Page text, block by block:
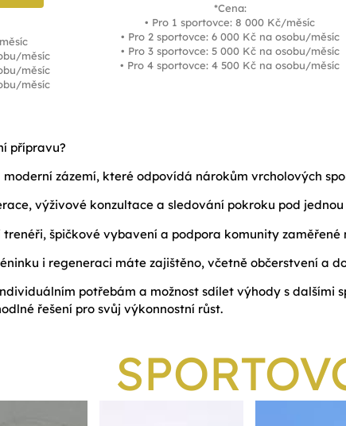
měsíc
měsíc
měsíc
*Cena:
• Pro 1 sportovce: 8 000 Kč/měsíc
• Pro 2 sportovce: 6 000 Kč na osobu/měsíc
• Pro 3 sportovce: 5 000 Kč na osobu/měsíc
• Pro 4 sportovce: 4 500 Kč na osobu/měsíc
přípravu?
zázemí, které odpovídá nárokům vrcholových
výživové konzultace a sledování pokroku pod jednou
špičkové vybavení a podpora komunity zaměřené
i regeneraci máte zajištěno, včetně občerstvení a
potřebám a možnost sdílet výhody s dalšími
řešení pro svůj výkonnostní růst.